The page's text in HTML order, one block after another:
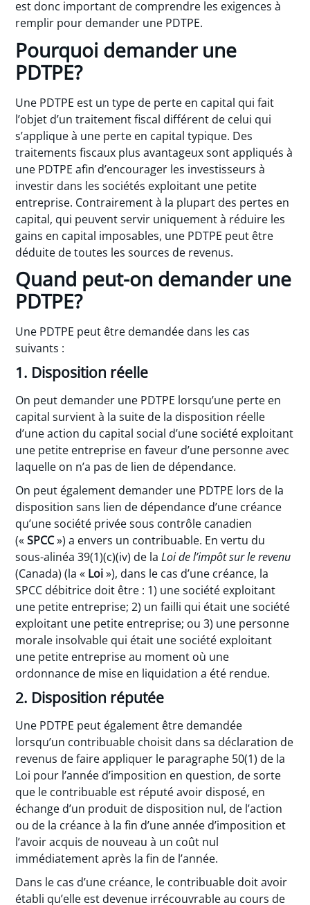
est donc important de comprendre les exigences à
remplir pour demander une PDTPE.
Pourquoi demander une
PDTPE?
Une PDTPE est un type de perte en capital qui fait
l’objet d’un traitement fiscal différent de celui qui
s’applique à une perte en capital typique. Des
traitements fiscaux plus avantageux sont appliqués à
une PDTPE afin d’encourager les investisseurs à
investir dans les sociétés exploitant une petite
entreprise. Contrairement à la plupart des pertes en
capital, qui peuvent servir uniquement à réduire les
gains en capital imposables, une PDTPE peut être
déduite de toutes les sources de revenus.
Quand peut-on demander une
PDTPE?
Une PDTPE peut être demandée dans les cas
suivants :
1. Disposition réelle
On peut demander une PDTPE lorsqu’une perte en
capital survient à la suite de la disposition réelle
d’une action du capital social d’une société exploitant
une petite entreprise en faveur d’une personne avec
laquelle on n’a pas de lien de dépendance.
On peut également demander une PDTPE lors de la
disposition sans lien de dépendance d’une créance
qu’une société privée sous contrôle canadien
(«SPCC») a envers un contribuable. En vertu du
sous-alinéa 39(1)(c)(iv) de laLoi de l’impôt sur le revenu
(Canada) (la « Loi»), dans le cas d’une créance, la
SPCC débitrice doit être : 1) une société exploitant
une petite entreprise; 2) un failli qui était une société
exploitant une petite entreprise; ou 3) une personne
morale insolvable qui était une société exploitant
une petite entreprise au moment où une
ordonnance de mise en liquidation a été rendue.
2. Disposition réputée
Une PDTPE peut également être demandée
lorsqu’un contribuable choisit dans sa déclaration de
revenus de faire appliquer le paragraphe 50(1) de la
Loi pour l’année d’imposition en question, de sorte
que le contribuable est réputé avoir disposé, en
échange d’un produit de disposition nul, de l’action
ou de la créance à la fin d’une année d’imposition et
l’avoir acquis de nouveau à un coût nul
immédiatement après la fin de l’année.
Dans le cas d’une créance, le contribuable doit avoir
établi qu’elle est devenue irrécouvrable au cours de